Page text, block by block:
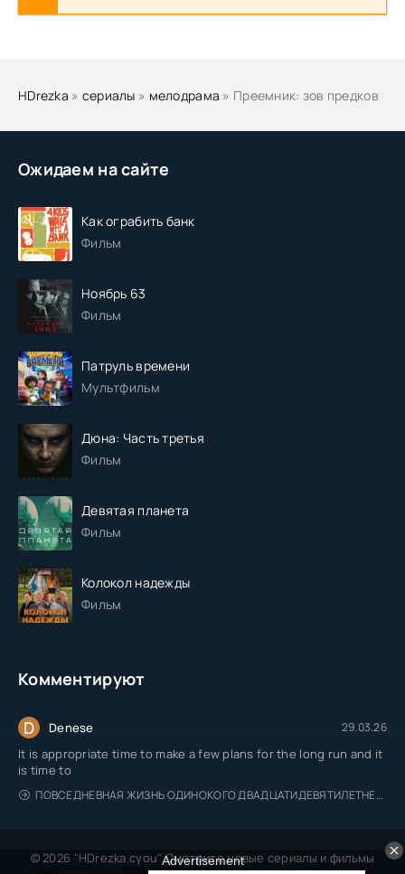
Ожидаем на сайте
Как ограбить банк
Фильм
Ноябрь 63
Фильм
Патруль времени
Мультфильм
Дюна: Часть третья
Фильм
Девятая планета
Фильм
Колокол надежды
Фильм
Комментируют
D Denese 29.03.26
It is appropriate time to make a few plans for the long run and it
is time to
ПОВСЕДНЕВНАЯ ЖИЗНЬ ОДИНОКОГО ДВАДЦАТИДЕВЯТИЛЕТНЕГО АВАНТЮРИСТА
HDrezka » сериалы » мелодрама » Преемник: зов предков
© 2026 "HDrezka.cyou" Смотрите новые сериалы и фильмы